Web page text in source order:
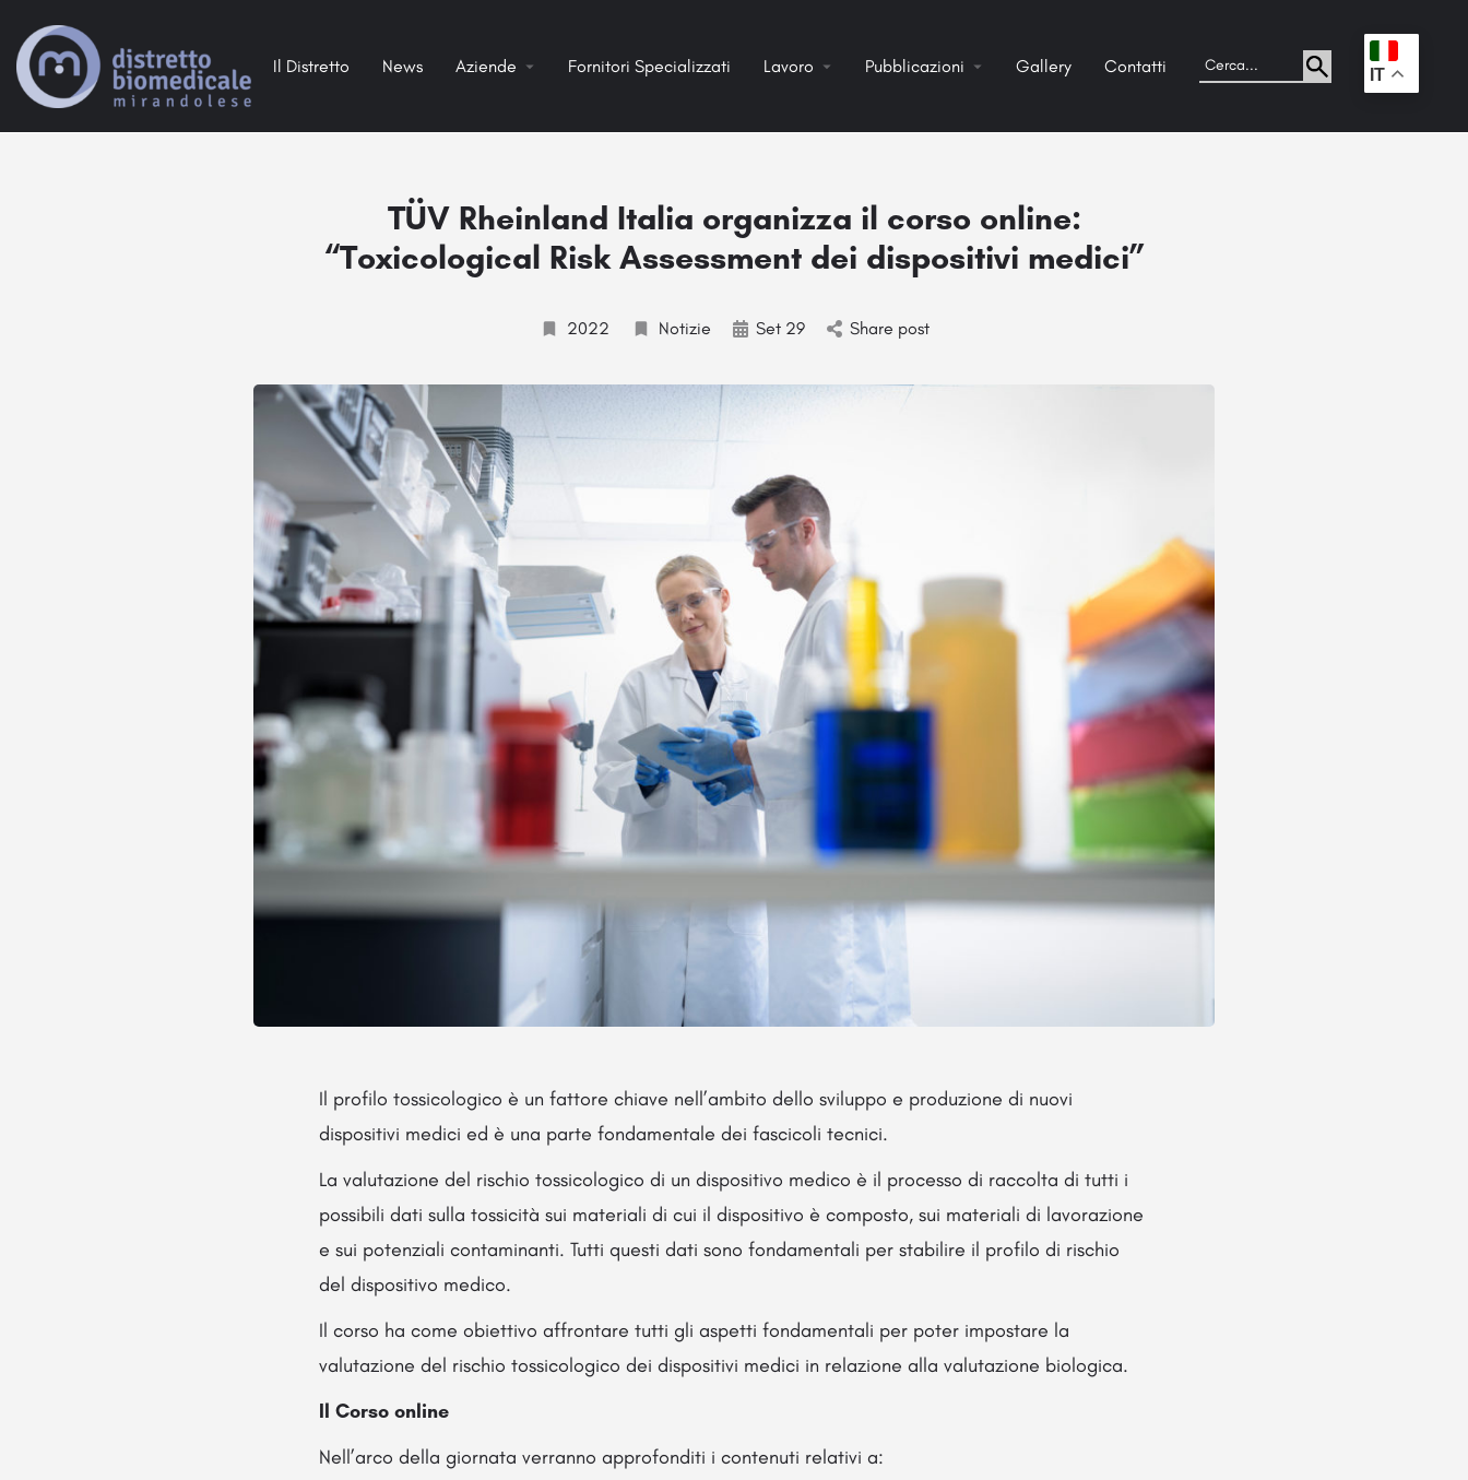
Il Distretto News Aziende Fornitori Specializzati Lavoro Pubblicazioni Gallery Contatti . IT
TÜV Rheinland Italia organizza il corso online:
“Toxicological Risk Assessment dei dispositivi medici”
2022 Notizie Set 29 Share post
Il profilo tossicologico è un fattore chiave nell’ambito dello sviluppo e produzione di nuovi
dispositivi medici ed è una parte fondamentale dei fascicoli tecnici.
La valutazione del rischio tossicologico di un dispositivo medico è il processo di raccolta di tutti i
possibili dati sulla tossicità sui materiali di cui il dispositivo è composto, sui materiali di lavorazione
e sui potenziali contaminanti. Tutti questi dati sono fondamentali per stabilire il profilo di rischio
del dispositivo medico.
Il corso ha come obiettivo affrontare tutti gli aspetti fondamentali per poter impostare la
valutazione del rischio tossicologico dei dispositivi medici in relazione alla valutazione biologica.
Il Corso online
Nell’arco della giornata verranno approfonditi i contenuti relativi a: